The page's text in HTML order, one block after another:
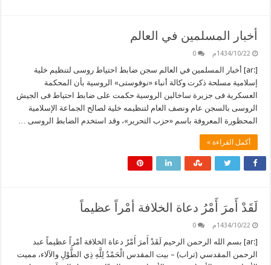
أخبار المسلمين في العالم
1434/10/22م 0
[:ar] أخبار المسلمين في العالم سجن ضابط احتياط روسى لتنظيم خلية
إسلامية مسلحة ذكرت وكالة أنباء «نوفوستى» الروسية بأن المحكمة
العسكرية فى جزيرة ساخالين الروسية حكمت على ضابط احتياط فى الجيش
الروسى بالسجن عام ونصف العام لتنظيمه خلية لصالح الجماعة الإسلامية
المحظورة المعروفة باسم «حزب التحرير»، وقد استخدم الضابط الروسى …
أكمل القراءة »
لَقَدْ أَمرَ أَمْرُ دعاة الخلافة أمْراً عظيماً
1434/10/22م 0
[:ar] بسم الله الرحمن الرحيم لَقَدْ أَمرَ أَمْرُ دعاة الخلافة أمْراً عظيماً عبد
الرحمن المقدسي (تراب) – بيت المقدس الْحَمْدُ لِلَّهِ ذِي الطَّوْلِ والآلاء، مميت